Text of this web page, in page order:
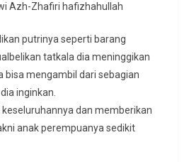
Azh-Zhafiri hafizhahullah
putrinya seperti barang
tatkala dia meninggikan
bisa mengambil dari sebagian
inginkan.
dan memberikan
anak perempuanya sedikit